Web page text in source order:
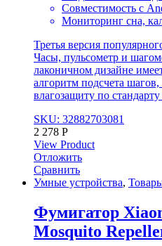
Совместимость с
Мониторинг сна,
Третья версия
Часы, пульсометр и
лаконичном дизайне
алгоритм подсчета
влагозащиту по
SKU: 32882703081
2 278 Р
View Product
Отложить
Сравнить
Умные устройства,
Фумигатор
Mosquito